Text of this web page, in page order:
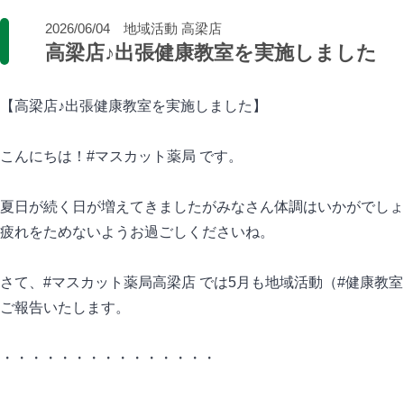
2026/06/04 地域活動 高梁店
高梁店♪出張健康教室を実施しました
【高梁店♪出張健康教室を実施しました】
こんにちは！#マスカット薬局 です。
夏日が続く日が増えてきましたがみなさん体調はいかがでし
疲れをためないようお過ごしくださいね。
さて、#マスカット薬局高梁店 では5月も地域活動（#健康教
ご報告いたします。
・・・・・・・・・・・・・・・